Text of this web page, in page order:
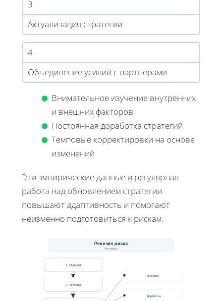
3
Актуализация стратегии
4
Объединение усилий с партнерами
Внимательное изучение внутренних
и внешних факторов
Постоянная доработка стратегий
Темповые корректировки на основе
изменений
Эти эмпирические данные и регулярная
работа над обновлением стратегии
повышают адаптивность и помогают
неизменно подготовиться к рискам.
Ревизия риска
Регулярно
1. Оценка
2. Угрозы
Факторы
Доработка